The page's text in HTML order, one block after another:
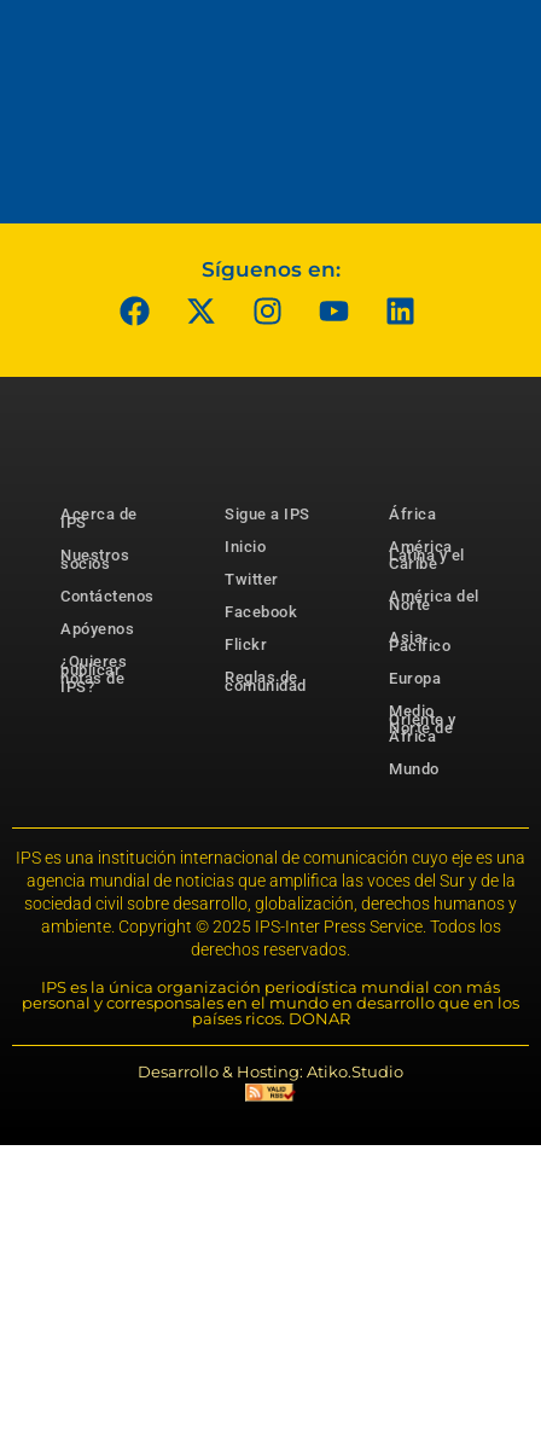
Síguenos en:
Acerca de
IPS
Nuestros
socios
Contáctenos
Apóyenos
¿Quieres
publicar
notas de
IPS?
Sigue a IPS
Inicio
Twitter
Facebook
Flickr
Reglas de
comunidad
África
América
Latina y el
Caribe
América del
Norte
Asia-
Pacífico
Europa
Medio
Oriente y
Norte de
África
Mundo
IPS es una institución internacional de comunicación cuyo eje es una
agencia mundial de noticias que amplifica las voces del Sur y de la
sociedad civil sobre desarrollo, globalización, derechos humanos y
ambiente. Copyright © 2025 IPS-Inter Press Service. Todos los
derechos reservados.
IPS es la única organización periodística mundial con más
personal y corresponsales en el mundo en desarrollo que en los
países ricos. DONAR
Desarrollo & Hosting: Atiko.Studio